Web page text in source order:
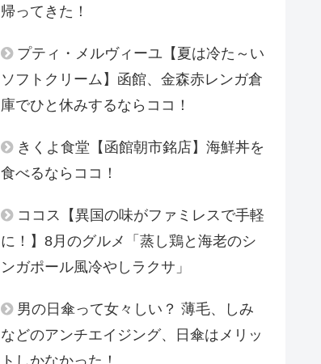
帰ってきた！
プティ・メルヴィーユ【夏は冷た～い
ソフトクリーム】函館、金森赤レンガ倉
庫でひと休みするならココ！
きくよ食堂【函館朝市銘店】海鮮丼を
食べるならココ！
ココス【異国の味がファミレスで手軽
に！】8月のグルメ「蒸し鶏と海老のシ
ンガポール風冷やしラクサ」
男の日傘って女々しい？ 薄毛、しみ
などのアンチエイジング、日傘はメリッ
トしかなかった！